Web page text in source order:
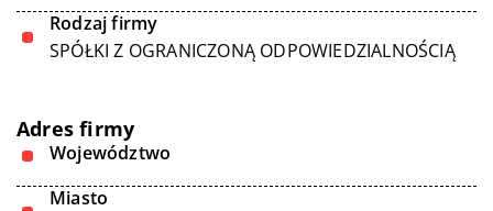
Rodzaj firmy
SPÓŁKI Z OGRANICZONĄ ODPOWIEDZIALNOŚCIĄ
Adres firmy
Województwo
Miasto